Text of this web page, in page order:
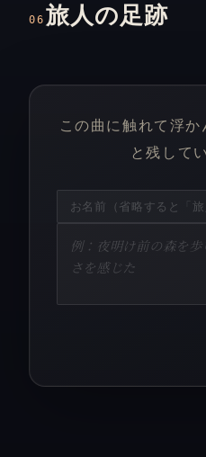
06 旅人の足跡
この曲に触れて浮か
と残して